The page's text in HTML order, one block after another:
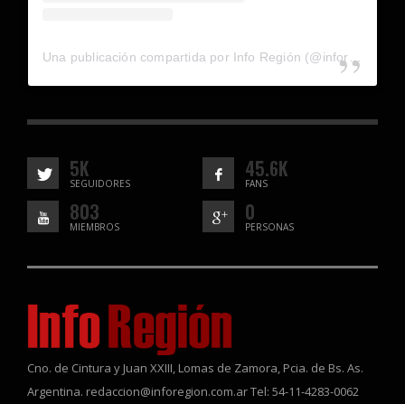
Una publicación compartida por Info Región (@inforegion_redes)
5K
SEGUIDORES
45.6K
FANS
803
MIEMBROS
0
PERSONAS
Cno. de Cintura y Juan XXIII, Lomas de Zamora, Pcia. de Bs. As.
Argentina. redaccion@inforegion.com.ar Tel: 54-11-4283-0062